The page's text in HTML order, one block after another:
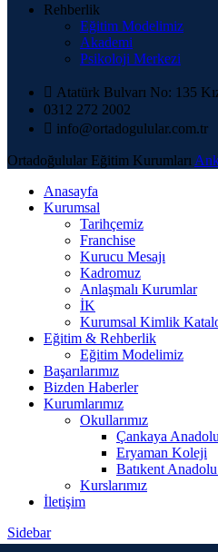
Rehberlik
Eğitim Modelimiz
Akademi
Psikoloji Merkezi
Atatürk Bulvarı No: 135
0312 272 2002
info@ortadogulular.com.tr
Ortadoğulular Eğitim Kurumları
Anasayfa
Kurumsal
Tarihçemiz
Franchise
Kurucu Mesajı
Kadromuz
Anlaşmalı Kurumlar
İK
Kurumsal Kimlik
Eğitim & Rehberlik
Eğitim Modelimiz
Başarılarımız
Bizden Haberler
Kurumlarımız
Okullarımız
Çankaya
Eryaman Koleji
Batıkent
Kurslarımız
İletişim
Sidebar